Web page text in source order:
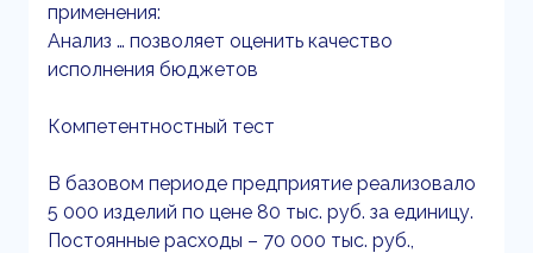
применения:
Анализ … позволяет оценить качество
исполнения бюджетов
Компетентностный тест
В базовом периоде предприятие реализовало
5 000 изделий по цене 80 тыс. руб. за единицу.
Постоянные расходы – 70 000 тыс. руб.,